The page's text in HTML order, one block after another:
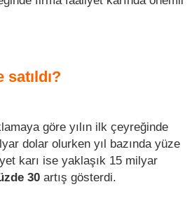
göre yılın ilk çeyreğinde
dolar olurken yıl bazında yüze
karı ise yaklaşık 15 milyar
30 artış gösterdi.